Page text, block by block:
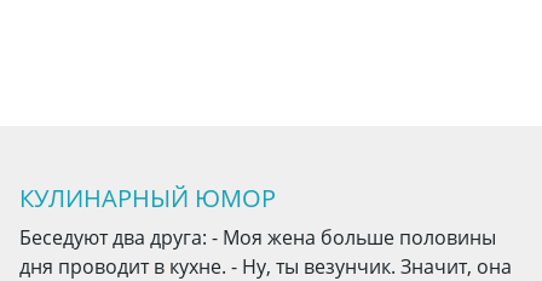
КУЛИНАРНЫЙ ЮМОР
Беседуют два друга: - Моя жена больше половины
дня проводит в кухне. - Ну, ты везунчик. Значит, она